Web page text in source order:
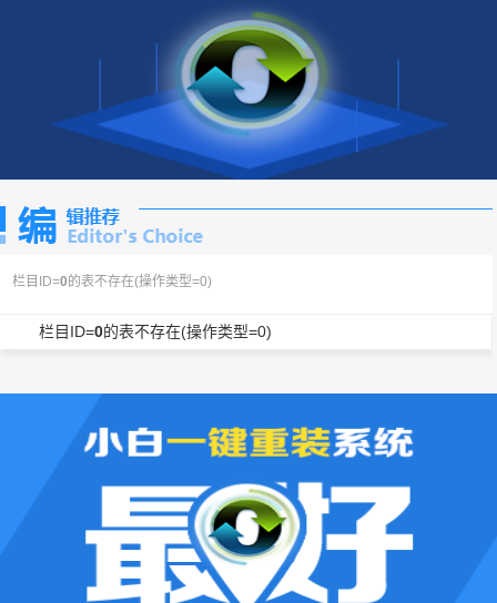
栏目ID=0的表不存在(操作类型=0)
栏目ID=0的表不存在(操作类型=0)